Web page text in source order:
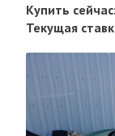
Купить
Текущая